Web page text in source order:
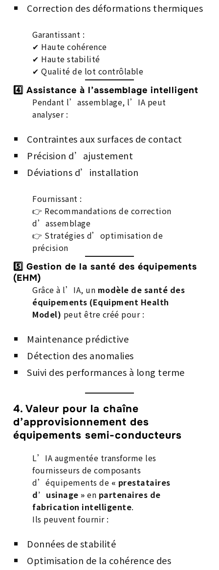
Correction des déformations thermiques
Garantissant :
✔ Haute cohérence
✔ Haute stabilité
✔ Qualité de lot contrôlable
4️⃣ Assistance à l’assemblage intelligent
Pendant l’assemblage, l’IA peut
analyser :
Contraintes aux surfaces de contact
Précision d’ajustement
Déviations d’installation
Fournissant :
👉 Recommandations de correction
d’assemblage
👉 Stratégies d’optimisation de
précision
5️⃣ Gestion de la santé des équipements
(EHM)
Grâce à l’IA, un modèle de santé des
équipements (Equipment Health
Model) peut être créé pour :
Maintenance prédictive
Détection des anomalies
Suivi des performances à long terme
4. Valeur pour la chaîne
d’approvisionnement des
équipements semi-conducteurs
L’IA augmentée transforme les
fournisseurs de composants
d’équipements de « prestataires
d’usinage » en partenaires de
fabrication intelligente.
Ils peuvent fournir :
Données de stabilité
Optimisation de la cohérence des